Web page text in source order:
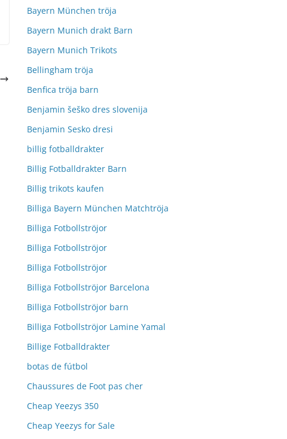
Bayern München tröja
Bayern Munich drakt Barn
Bayern Munich Trikots
Bellingham tröja
Benfica tröja barn
Benjamin šeško dres slovenija
Benjamin Sesko dresi
billig fotballdrakter
Billig Fotballdrakter Barn
Billig trikots kaufen
Billiga Bayern München Matchtröja
Billiga Fotbollströjor
Billiga Fotbollströjor
Billiga Fotbollströjor
Billiga Fotbollströjor Barcelona
Billiga Fotbollströjor barn
Billiga Fotbollströjor Lamine Yamal
Billige Fotballdrakter
botas de fútbol
Chaussures de Foot pas cher
Cheap Yeezys 350
Cheap Yeezys for Sale